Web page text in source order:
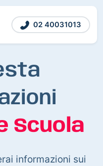
02 40031013
Scuola
informazioni sui